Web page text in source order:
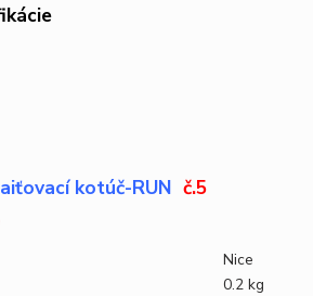
kotúč-RUN č.5
Nice
0.2 kg